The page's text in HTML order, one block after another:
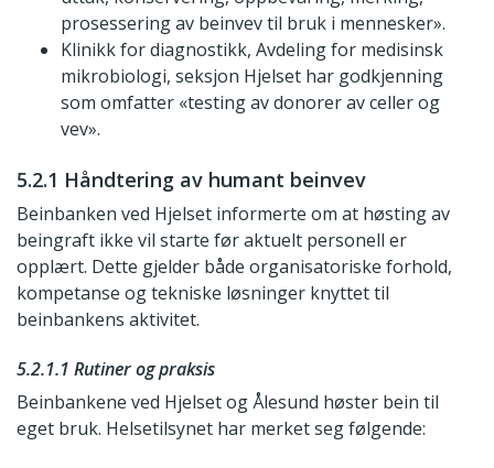
prosessering av beinvev til bruk i mennesker».
Klinikk for diagnostikk, Avdeling for medisinsk
mikrobiologi, seksjon Hjelset har godkjenning
som omfatter «testing av donorer av celler og
vev».
5.2.1 Håndtering av humant beinvev
Beinbanken ved Hjelset informerte om at høsting av
beingraft ikke vil starte før aktuelt personell er
opplært. Dette gjelder både organisatoriske forhold,
kompetanse og tekniske løsninger knyttet til
beinbankens aktivitet.
5.2.1.1 Rutiner og praksis
Beinbankene ved Hjelset og Ålesund høster bein til
eget bruk. Helsetilsynet har merket seg følgende: